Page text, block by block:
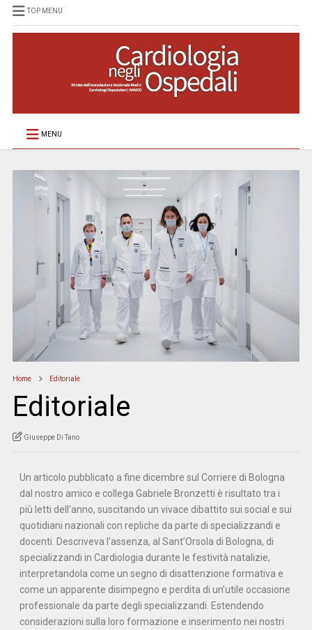
TOP MENU
MENU
Home Editoriale
Editoriale
Giuseppe Di Tano
Un articolo pubblicato a fine dicembre sul Corriere di Bologna
dal nostro amico e collega Gabriele Bronzetti è risultato tra i
più letti dell’anno, suscitando un vivace dibattito sui social e sui
quotidiani nazionali con repliche da parte di specializzandi e
docenti. Descriveva l’assenza, al Sant’Orsola di Bologna, di
specializzandi in Cardiologia durante le festività natalizie,
interpretandola come un segno di disattenzione formativa e
come un apparente disimpegno e perdita di un’utile occasione
professionale da parte degli specializzandi. Estendendo
considerazioni sulla loro formazione e inserimento nei nostri